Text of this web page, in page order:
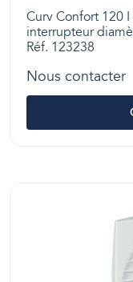
Curv Confort 120
interrupteur
Réf. 123238
Nous contacter